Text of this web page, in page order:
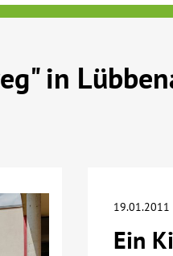
in
19.01.2011
Ein